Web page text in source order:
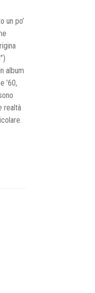
un po’
album
’60,
realtà